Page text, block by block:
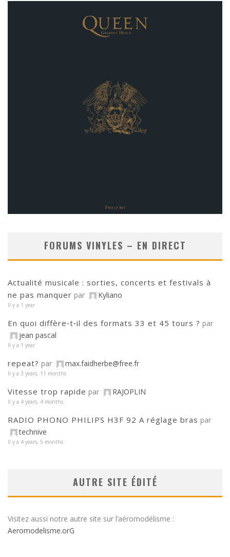
FORUMS VINYLES – EN DIRECT
Actualité musicale : sorties, concerts et festivals à
ne pas manquer par Kyliano
Il y a 1 year
En quoi diffère‑t‑il des formats 33 et 45 tours ? par
jean pascal
Il y a 1 year
repeat? par max.faidherbe@free.fr
Il y a 3 years, 11 months
Vitesse trop rapide par RAJOPLIN
Il y a 4 years, 4 months
RADIO PHONO PHILIPS H3F 92 A réglage bras par
technive
Il y a 4 years, 5 months
AUTRE SITE ÉDITÉ
Visitez aussi notre autre site sur l’aéromodélisme :
Aeromodelisme.orG